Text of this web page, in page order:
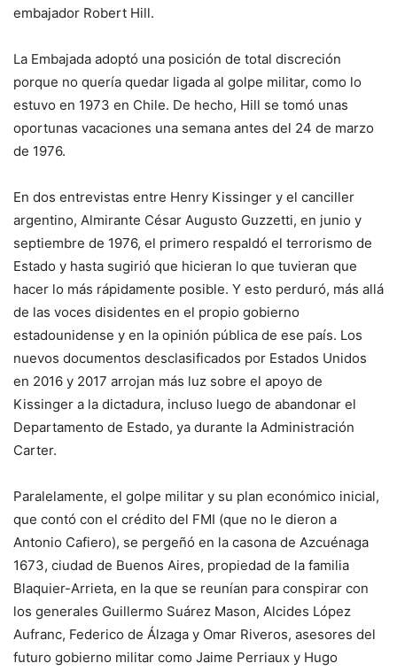
embajador Robert Hill.
La Embajada adoptó una posición de total discreción
porque no quería quedar ligada al golpe militar, como lo
estuvo en 1973 en Chile. De hecho, Hill se tomó unas
oportunas vacaciones una semana antes del 24 de marzo
de 1976.
En dos entrevistas entre Henry Kissinger y el canciller
argentino, Almirante César Augusto Guzzetti, en junio y
septiembre de 1976, el primero respaldó el terrorismo de
Estado y hasta sugirió que hicieran lo que tuvieran que
hacer lo más rápidamente posible. Y esto perduró, más allá
de las voces disidentes en el propio gobierno
estadounidense y en la opinión pública de ese país. Los
nuevos documentos desclasificados por Estados Unidos
en 2016 y 2017 arrojan más luz sobre el apoyo de
Kissinger a la dictadura, incluso luego de abandonar el
Departamento de Estado, ya durante la Administración
Carter.
Paralelamente, el golpe militar y su plan económico inicial,
que contó con el crédito del FMI (que no le dieron a
Antonio Cafiero), se pergeñó en la casona de Azcuénaga
1673, ciudad de Buenos Aires, propiedad de la familia
Blaquier-Arrieta, en la que se reunían para conspirar con
los generales Guillermo Suárez Mason, Alcides López
Aufranc, Federico de Álzaga y Omar Riveros, asesores del
futuro gobierno militar como Jaime Perriaux y Hugo